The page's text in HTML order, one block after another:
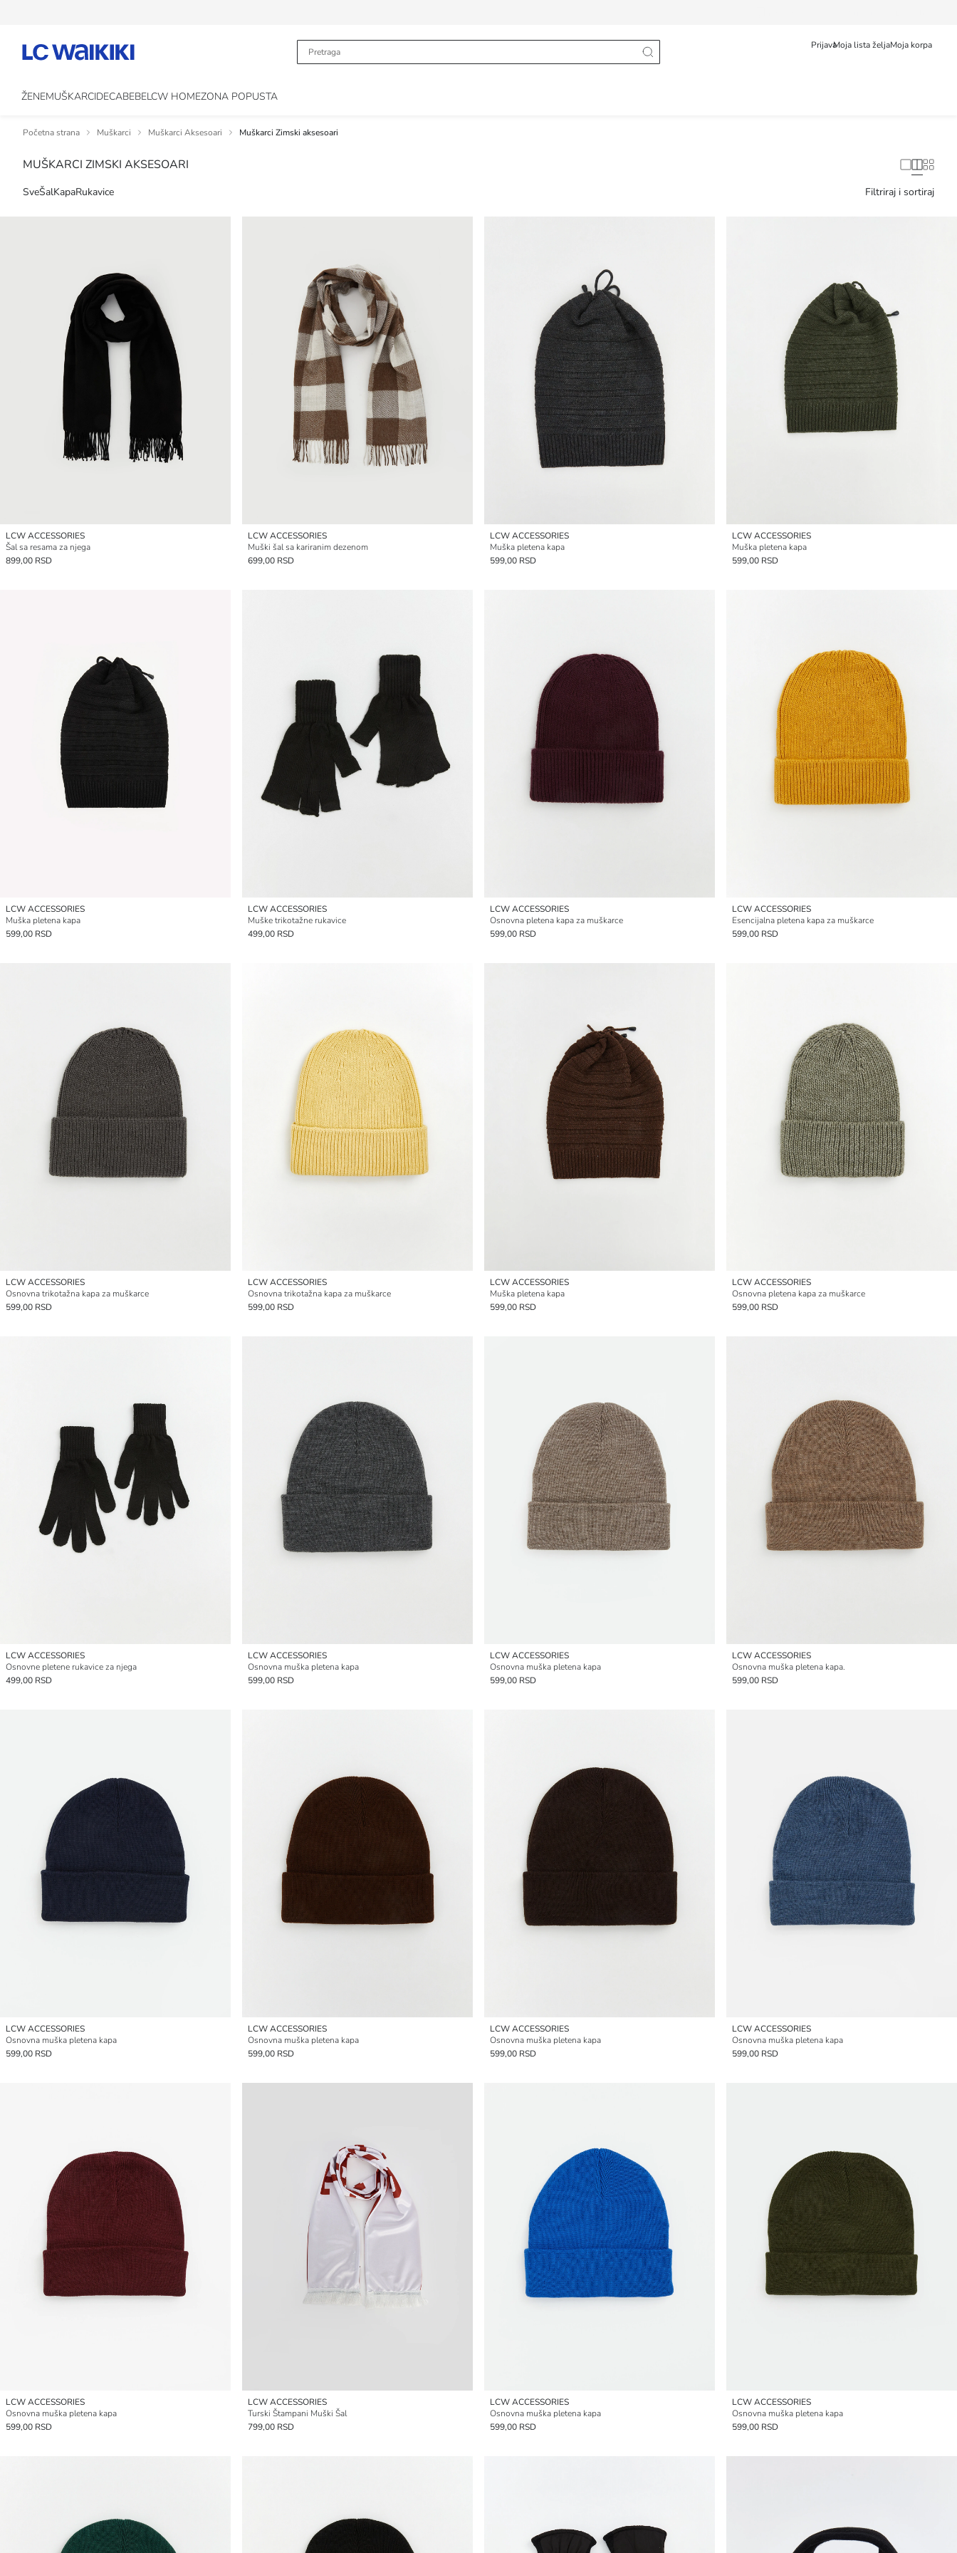
PrijavaMoja lista željaMoja korpa
ŽENEMUŠKARCIDECABEBELCW HOMEZONA POPUSTA
Početna strana Muškarci Muškarci Aksesoari Muškarci Zimski aksesoari
MUŠKARCI ZIMSKI AKSESOARI
SveŠalKapaRukavice Filtriraj i sortiraj
LCW ACCESSORIES
Šal sa resama za njega
899,00 RSD
LCW ACCESSORIES
Muški šal sa kariranim dezenom
699,00 RSD
LCW ACCESSORIES
Muška pletena kapa
599,00 RSD
LCW ACCESSORIES
Muška pletena kapa
599,00 RSD
LCW ACCESSORIES
Muška pletena kapa
599,00 RSD
LCW ACCESSORIES
Muške trikotažne rukavice
499,00 RSD
LCW ACCESSORIES
Osnovna pletena kapa za muškarce
599,00 RSD
LCW ACCESSORIES
Esencijalna pletena kapa za muškarce
599,00 RSD
LCW ACCESSORIES
Osnovna trikotažna kapa za muškarce
599,00 RSD
LCW ACCESSORIES
Osnovna trikotažna kapa za muškarce
599,00 RSD
LCW ACCESSORIES
Muška pletena kapa
599,00 RSD
LCW ACCESSORIES
Osnovna pletena kapa za muškarce
599,00 RSD
LCW ACCESSORIES
Osnovne pletene rukavice za njega
499,00 RSD
LCW ACCESSORIES
Osnovna muška pletena kapa
599,00 RSD
LCW ACCESSORIES
Osnovna muška pletena kapa
599,00 RSD
LCW ACCESSORIES
Osnovna muška pletena kapa.
599,00 RSD
LCW ACCESSORIES
Osnovna muška pletena kapa
599,00 RSD
LCW ACCESSORIES
Osnovna muška pletena kapa
599,00 RSD
LCW ACCESSORIES
Osnovna muška pletena kapa
599,00 RSD
LCW ACCESSORIES
Osnovna muška pletena kapa
599,00 RSD
LCW ACCESSORIES
Osnovna muška pletena kapa
599,00 RSD
LCW ACCESSORIES
Turski Štampani Muški Šal
799,00 RSD
LCW ACCESSORIES
Osnovna muška pletena kapa
599,00 RSD
LCW ACCESSORIES
Osnovna muška pletena kapa
599,00 RSD